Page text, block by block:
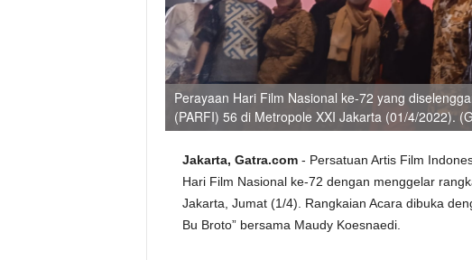
Perayaan Hari Film Nasional ke-72 yang
(PARFI) 56 di Metropole XXI Jakarta (01/4/2022).
Jakarta, Gatra.com- Persatuan Artis Film
Hari Film Nasional ke-72 dengan menggelar
Jakarta, Jumat (1/4). Rangkaian Acara dibuka
Bu Broto” bersama Maudy Koesnaedi.